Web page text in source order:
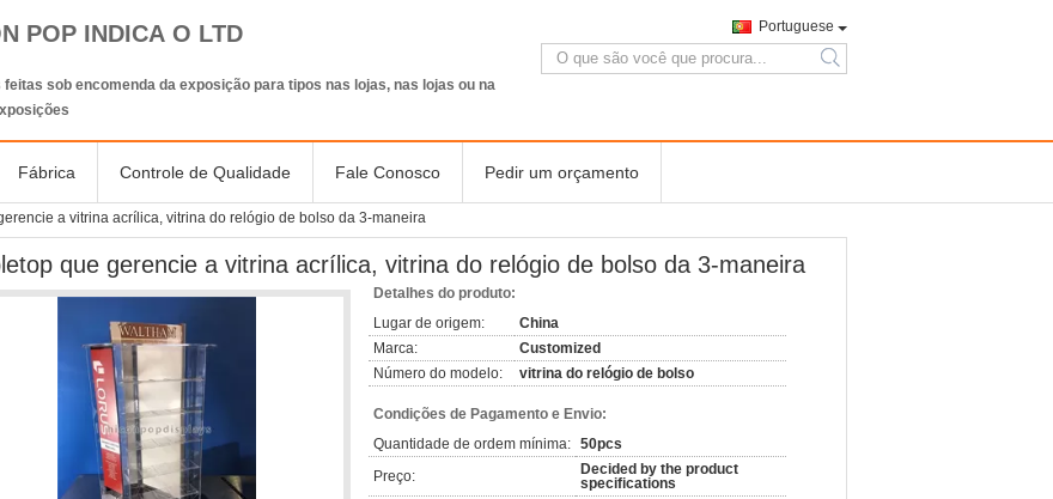
POP INDICA O LTD
feitas sob encomenda da exposição para tipos nas lojas, nas lojas ou na
Portuguese
search
Fábrica Controle de Qualidade Fale Conosco Pedir um orçamento
a vitrina acrílica, vitrina do relógio de bolso da 3-maneira
que gerencie a vitrina acrílica, vitrina do relógio de bolso da 3-maneira
Detalhes do produto:
Lugar de origem:
China
Marca:
Customized
Número do modelo:
vitrina do relógio de bolso
Condições de Pagamento e Envio:
Quantidade de ordem mínima: 50pcs
Preço:
Decided by the product
specifications